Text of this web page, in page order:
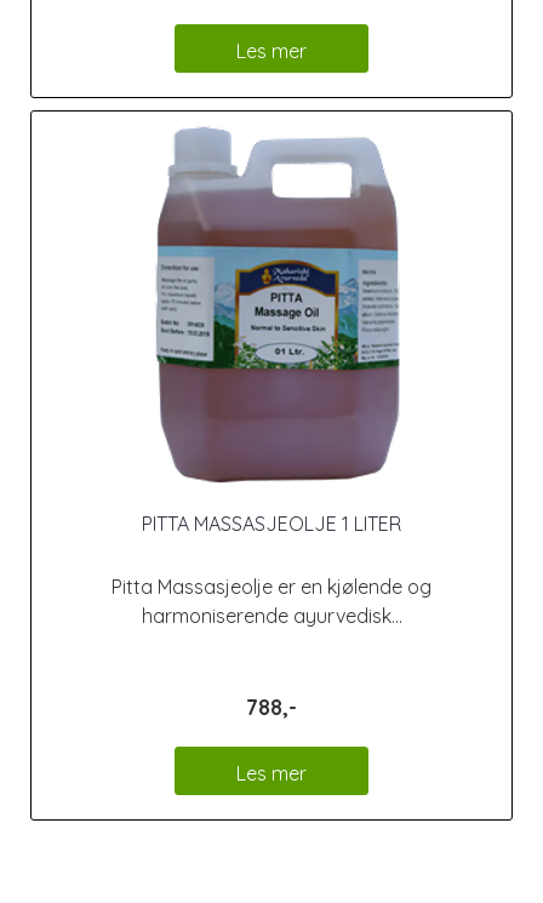
Les mer
PITTA MASSASJEOLJE 1 LITER
Pitta Massasjeolje er en kjølende og
harmoniserende ayurvedisk...
788,-
Les mer